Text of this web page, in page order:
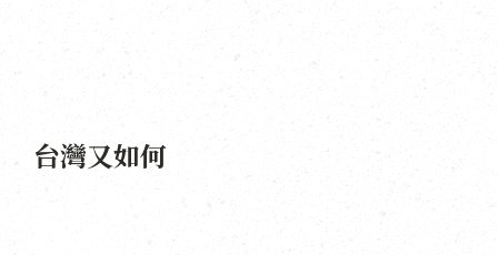
台灣又如何